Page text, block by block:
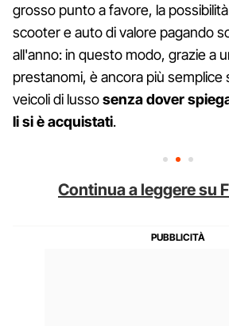
grosso punto a favore, la
scooter e auto di valore pagando
all'anno: in questo modo, grazie a
prestanomi, è ancora più semplice
veicoli di lussosenza dover
li si è acquistati.
Continua a leggere su